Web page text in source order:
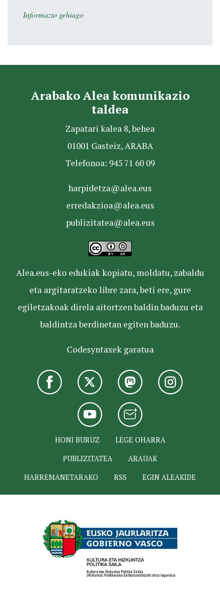
Informazio gehiago
Arabako Alea komunikazio
taldea
Zapatari kalea 8, behea
01001 Gasteiz, ARABA
Telefonoa: 945 71 60 09
harpidetza@alea.eus
erredakzioa@alea.eus
publizitatea@alea.eus
Alea.eus-eko edukiak kopiatu, moldatu, zabaldu
eta argitaratzeko libre zara, beti ere, gure
egiletzakoak direla aitortzen baldin baduzu eta
baldintza berdinetan egiten baduzu.
Codesyntaxek garatua
HONI BURUZ
LEGE OHARRA
PUBLIZITATEA
ARAUAK
HARREMANETARAKO
RSS EGIN ALEAKIDE